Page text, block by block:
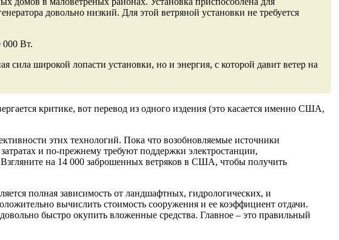
довольно низкий. Для этой ветряной установки не требуется
000 Вт.
сила широкой лопасти установки, но и энергия, с которой давит ветер на
критике, вот перевод из одного издения (это касается именно США,
этих технологий. Пока что возобновляемые источники
и ​​по-прежнему требуют поддержки электростанции,
на 14 000 заброшенных ветряков в США, чтобы получить
полная зависимость от ландшафтных, гидрологических, и
вычислить стоимость сооружения и ее коэффициент отдачи.
быстро окупить вложенные средства. Главное – это правильный